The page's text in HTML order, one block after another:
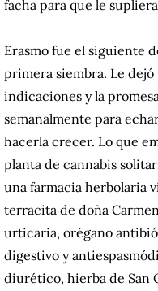
facha para que le
Erasmo fue el siguiente
primera siembra. Le dejó
indicaciones y la
semanalmente para
hacerla crecer. Lo que
planta de cannabis
una farmacia herbolaria
terracita de doña
urticaria, orégano
digestivo y
diurético, hierba de San